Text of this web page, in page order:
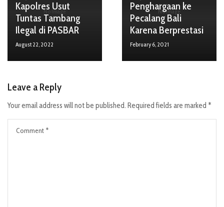
No Image
Kapolres Usut
Tuntas Tambang
Ilegal di PASBAR
August 22, 2022
No Image
Penghargaan ke
Pecalang Bali
Karena Berprestasi
February 6, 2021
Leave a Reply
Your email address will not be published. Required fields are marked *